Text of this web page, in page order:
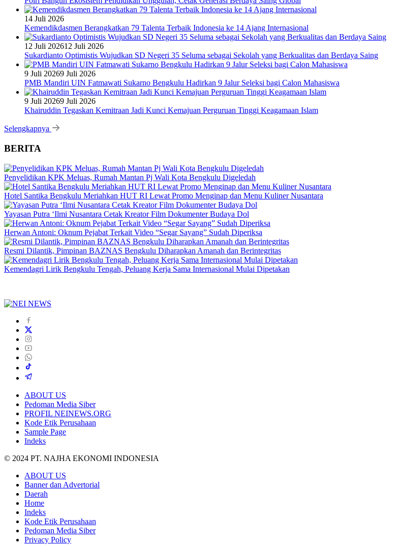
14 Juli 2026
Kemendikdasmen Berangkatkan 79 Talenta Terbaik Indonesia ke 14 Ajang Internasional
12 Juli 202612 Juli 2026
Sukardianto Optimistis Wujudkan SD Negeri 35 Seluma sebagai Sekolah yang Berkualitas dan Berdaya Saing
9 Juli 20269 Juli 2026
PMB Mandiri UIN Fatmawati Sukarno Bengkulu Hadirkan 9 Jalur Seleksi bagi Calon Mahasiswa
9 Juli 20269 Juli 2026
Khairuddin Tegaskan Kemitraan Jadi Kunci Kemajuan Perguruan Tinggi Keagamaan Islam
Selengkapnya
BERITA
Penyelidikan KPK Meluas, Rumah Mantan Pj Wali Kota Bengkulu Digeledah
Hotel Santika Bengkulu Meriahkan HUT RI Lewat Promo Menginap dan Menu Kuliner Nusantara
Yayasan Putra ‘Ilmi Nusantara Cetak Kreator Film Dokumenter Budaya Dol
Herwan Antoni: Oknum Pejabat Terkait Video “Segar Sayang” Sudah Diperiksa
Resmi Dilantik, Pimpinan BAZNAS Bengkulu Diharapkan Amanah dan Berintegritas
Kemendagri Lirik Bengkulu Tengah, Peluang Kerja Sama Internasional Mulai Dipetakan
ABOUT US
Pedoman Media Siber
PROFIL NEINEWS.ORG
Kode Etik Perusahaan
Sample Page
Indeks
© 2024 PT. NAJHA EKONOMI INDONESIA
ABOUT US
Banner dan Advertorial
Daerah
Home
Indeks
Kode Etik Perusahaan
Pedoman Media Siber
Privacy Policy